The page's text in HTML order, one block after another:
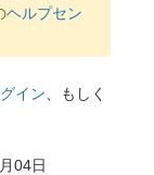
ヘルプセン
イン 、もしく
04日